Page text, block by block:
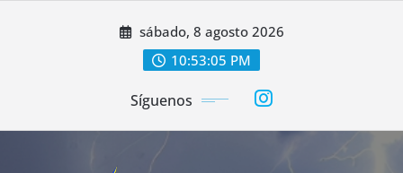
sábado, 8 agosto 2026
10:53:07 PM
Síguenos